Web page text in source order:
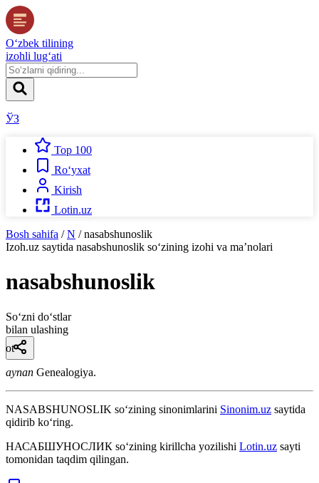
O‘zbek tilining
izohli lug‘ati
ЎЗ
Top 100
Ro‘yxat
Kirish
Lotin.uz
Bosh sahifa / N / nasabshunoslik
Izoh.uz saytida nasabshunoslik so‘zining izohi va ma’nolari
nasabshunoslik
So‘zni do‘stlar
bilan ulashing
ot
aynan Genealogiya.
NASABSHUNOSLIK so‘zining sinonimlarini Sinonim.uz saytida
qidirib ko‘ring.
НАСАБШУНОСЛИК so‘zining kirillcha yozilishi Lotin.uz sayti
tomonidan taqdim qilingan.